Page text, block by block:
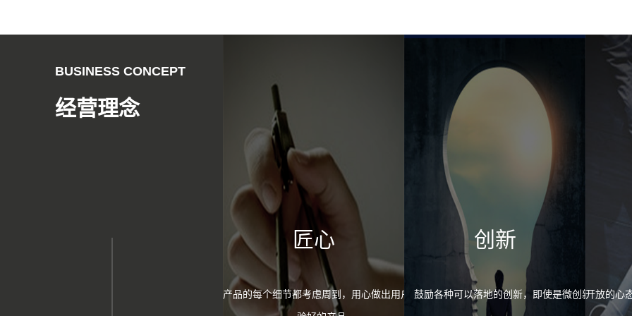
BUSINESS CONCEPT
经营理念
匠心
产品的每个细节都考虑周到，用心做出用户体
创新
鼓励各种可以落地的创新，即使是微创新开放的心